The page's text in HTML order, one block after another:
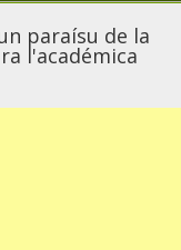
paraísu de la
l'académica